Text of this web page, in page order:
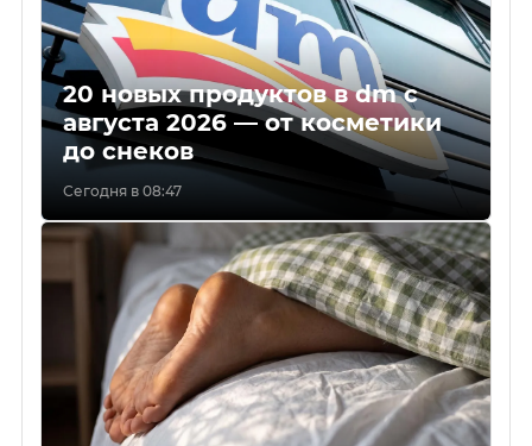
20 новых продуктов в dm с
августа 2026 — от косметики
до снеков
Сегодня в 08:47